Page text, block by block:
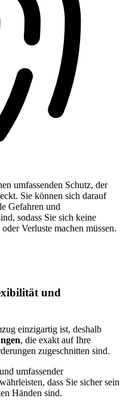
umfassenden Schutz, der
Sie können sich darauf
Gefahren und
sodass Sie sich keine
Verluste machen müssen.
und
einzigartig ist, deshalb
, die exakt auf Ihre
zugeschnitten sind.
umfassender
dass Sie sicher sein
Händen sind.